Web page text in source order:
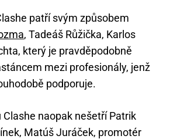
patří svým způsobem
, Tadeáš Růžička, Karlos
který je pravděpodobně
mezi profesionály, jenž
podporuje.
Clashe naopak nešetří Patrik
Matúš Juráček, promotér